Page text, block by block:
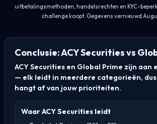
uitbetalingsmethoden, handelsrechten en KYC-
challenge koopt. Gegevens vernieuwd
Conclusie: ACY Securities vs
ACY Securities en Global Prime zijn aan
— elk leidt in meerdere categorieën,
hangt af van jouw prioriteiten.
Waar ACY Securities leidt